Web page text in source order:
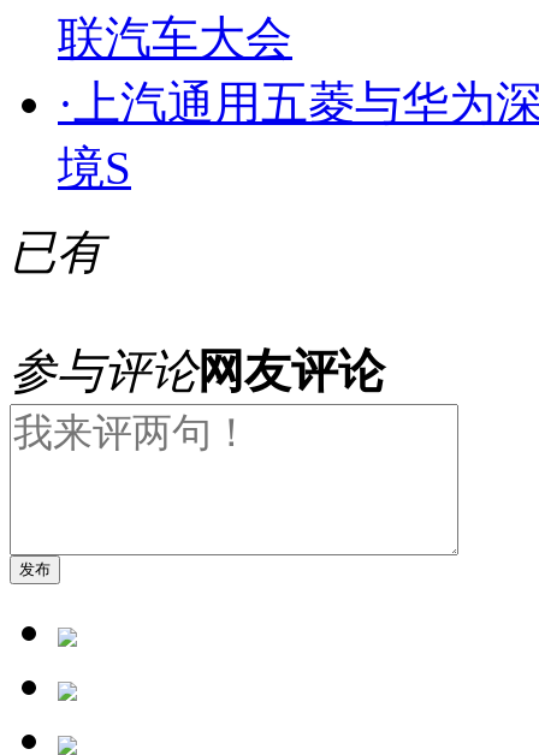
联汽车大会
· 上汽通用五菱与华为
境S
已有
参与评论网友评论